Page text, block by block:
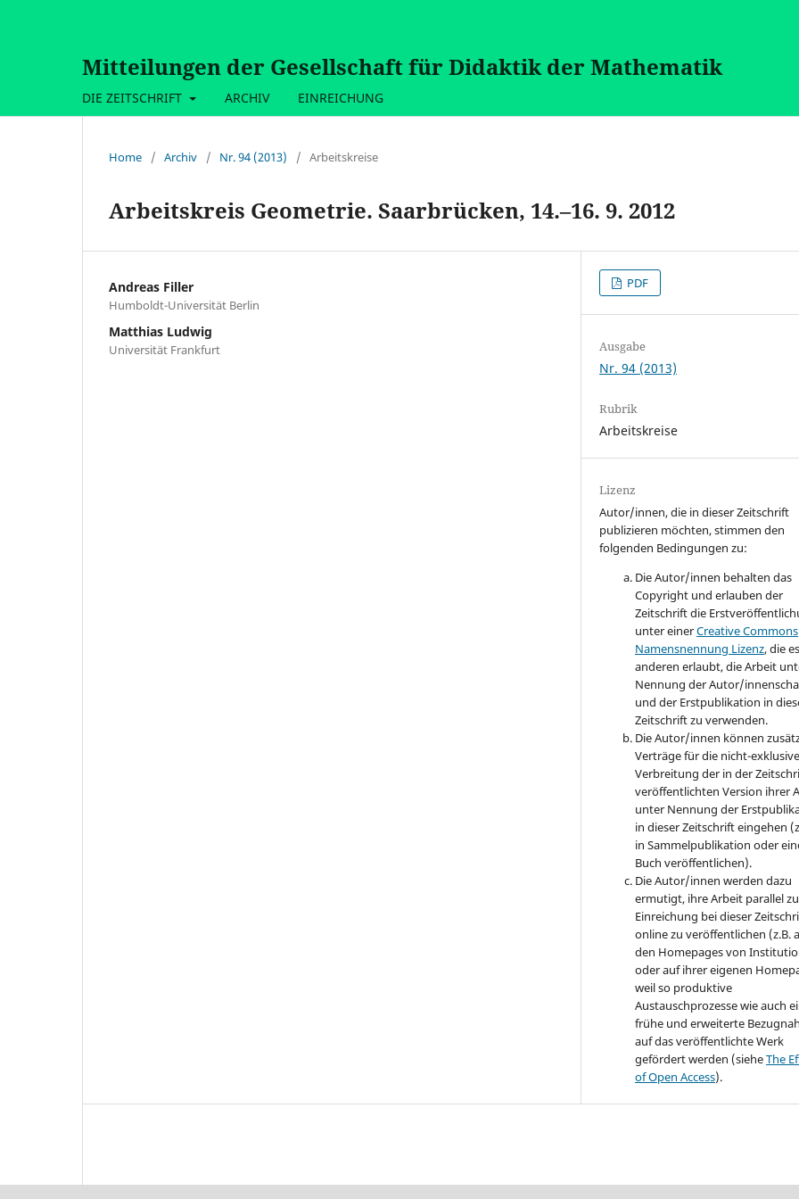
Mitteilungen der Gesellschaft für Didaktik der Mathematik
DIE ZEITSCHRIFT ARCHIV EINREICHUNG
Home / Archiv / Nr. 94 (2013) / Arbeitskreise
Arbeitskreis Geometrie. Saarbrücken, 14.–16. 9. 2012
Andreas Filler
Humboldt-Universität Berlin
Matthias Ludwig
Universität Frankfurt
PDF
Ausgabe
Nr. 94 (2013)
Rubrik
Arbeitskreise
Lizenz
Autor/innen, die in dieser Zeitschrift
publizieren möchten, stimmen den
folgenden Bedingungen zu:
Die Autor/innen behalten das
Copyright und erlauben der
Zeitschrift die
unter einerCreative Commons
Namensnennung Lizenz, die es
anderen erlaubt, die Arbeit
Nennung der Autor/
und der Erstpublikation in
Zeitschrift zu verwenden.
Die Autor/innen können
Verträge für die nicht-exklusive
Verbreitung der in der
veröffentlichten Version ihrer
unter Nennung der
in dieser Zeitschrift eingehen
in Sammelpublikation oder
Buch veröffentlichen).
Die Autor/innen werden dazu
ermutigt, ihre Arbeit parallel
Einreichung bei dieser
online zu veröffentlichen (z.B.
den Homepages von
oder auf ihrer eigenen
weil so produktive
Austauschprozesse wie auch
frühe und erweiterte
auf das veröffentlichte Werk
gefördert werden (sieheThe
of Open Access).